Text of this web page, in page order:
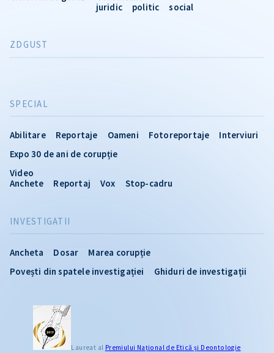
INVESTIGATII
Ancheta Dosar
Marea corupție
Povești din spatele investigației
Ghiduri de investigații
SPECIAL
Abilitare Reportaje Oameni Fotoreportaje
Interviuri
Expo 30 de ani de corupție
Video
Anchete
Reportaj Vox Stop-cadru
juridic
politic social
ZDGUST
Laureat al Premiului Naţional de Etică și Deontologie